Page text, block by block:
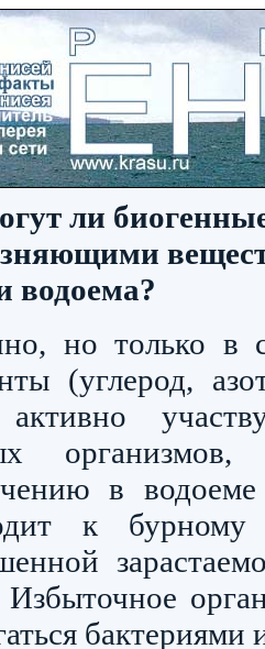
ли
водоема?
но только в
(углерод,
организмов,
в водоеме
к бурному